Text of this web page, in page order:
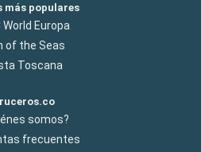
más populares
World Europa
of the Seas
Toscana
somos?
frecuentes